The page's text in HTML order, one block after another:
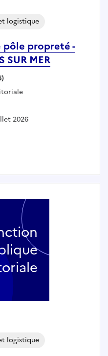
propreté -
SUR MER
logistique
2026
au chef de pôle
logistique